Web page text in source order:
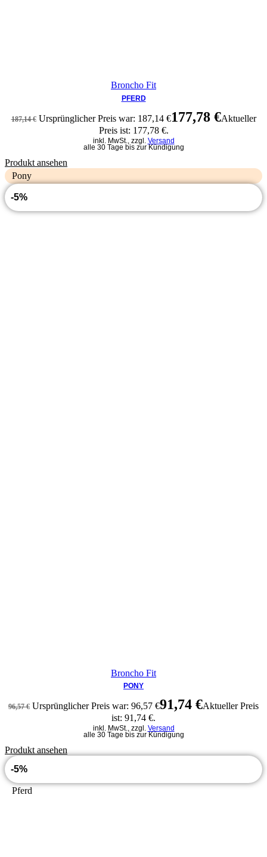
Broncho Fit
PFERD
187,14€ Ursprünglicher Preis war: 187,14 €177,78 €Aktueller
Preis ist: 177,78 €.
inkl. MwSt., zzgl. Versand
alle 30 Tage bis zur Kündigung
Produkt ansehen
Pony
-5%
Broncho Fit
PONY
96,57€ Ursprünglicher Preis war: 96,57 €91,74 €Aktueller Preis
ist: 91,74 €.
inkl. MwSt., zzgl. Versand
alle 30 Tage bis zur Kündigung
Produkt ansehen
-5%
Pferd